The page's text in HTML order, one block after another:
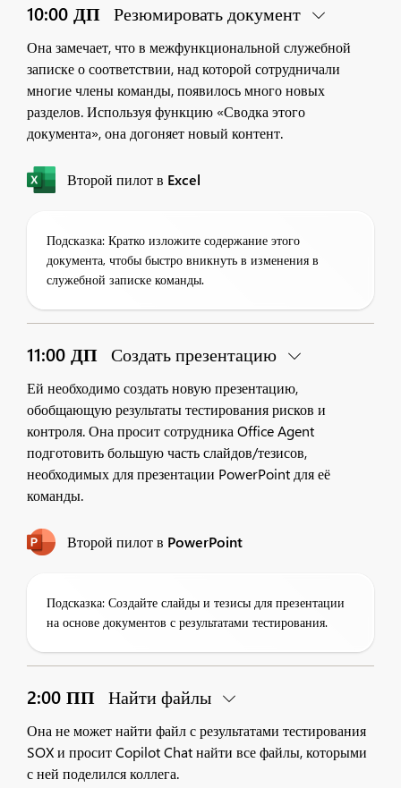
10:00 ДП Резюмировать документ
Она замечает, что в межфункциональной служебной
записке о соответствии, над которой сотрудничали
многие члены команды, появилось много новых
разделов. Используя функцию «Сводка этого
документа», она догоняет новый контент.
Второй пилот в Excel
Подсказка: Кратко изложите содержание этого
документа, чтобы быстро вникнуть в изменения в
служебной записке команды.
11:00 ДП Создать презентацию
Ей необходимо создать новую презентацию,
обобщающую результаты тестирования рисков и
контроля. Она просит сотрудника Office Agent
подготовить большую часть слайдов/тезисов,
необходимых для презентации PowerPoint для её
команды.
Второй пилот в PowerPoint
Подсказка: Создайте слайды и тезисы для презентации
на основе документов с результатами тестирования.
2:00 ПП Найти файлы
Она не может найти файл с результатами тестирования
SOX и просит Copilot Chat найти все файлы, которыми
с ней поделился коллега.